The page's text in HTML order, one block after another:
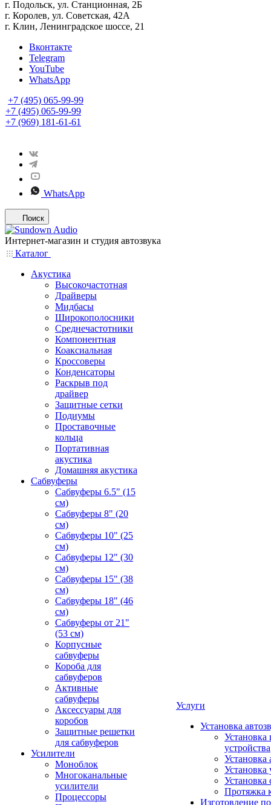
г. Подольск, ул. Станционная, 2Б
г. Королев, ул. Советская, 42А
г. Клин, Ленинградское шоссе, 21
Вконтакте
Telegram
YouTube
WhatsApp
+7 (495) 065-99-99
+7 (495) 065-99-99
+7 (969) 181-61-61
WhatsApp
Поиск
Интернет-магазин и студия автозвука
Каталог
Акустика
Высокочастотная
Драйверы
Мидбасы
Широкополосники
Среднечастотники
Компонентная
Коаксиальная
Кроссоверы
Конденсаторы
Раскрыв под
драйвер
Защитные сетки
Подиумы
Проставочные
кольца
Портативная
акустика
Домашняя акустика
Сабвуферы
Сабвуферы 6.5" (15
см)
Сабвуферы 8" (20
см)
Сабвуферы 10" (25
см)
Сабвуферы 12" (30
см)
Сабвуферы 15" (38
см)
Сабвуферы 18" (46
см)
Сабвуферы от 21"
(53 см)
Корпусные
сабвуферы
Короба для
сабвуферов
Активные
сабвуферы
Аксессуары для
коробов
Защитные решетки
для сабвуферов
Усилители
Моноблок
Многоканальные
усилители
Процессоры
Услуги
Установка
Установка
устройства
Установка
Установка
Установка
Протяжка
Изготовление